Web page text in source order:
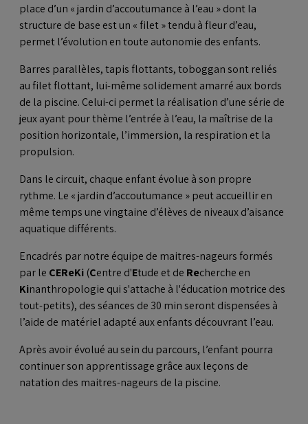
place d’un « jardin d’accoutumance à l’eau » dont la
structure de base est un « filet » tendu à fleur d’eau,
permet l’évolution en toute autonomie des enfants.
Barres parallèles, tapis flottants, toboggan sont reliés
au filet flottant, lui-même solidement amarré aux bords
de la piscine. Celui-ci permet la réalisation d’une série de
jeux ayant pour thème l’entrée à l’eau, la maîtrise de la
position horizontale, l’immersion, la respiration et la
propulsion.
Dans le circuit, chaque enfant évolue à son propre
rythme. Le « jardin d’accoutumance » peut accueillir en
même temps une vingtaine d’élèves de niveaux d’aisance
aquatique différents.
Encadrés par notre équipe de maitres-nageurs formés
par le CEReKi (Centre d'Etude et de Recherche en
Kinanthropologie qui s'attache à l'éducation motrice des
tout-petits), des séances de 30 min seront dispensées à
l’aide de matériel adapté aux enfants découvrant l’eau.
Après avoir évolué au sein du parcours, l’enfant pourra
continuer son apprentissage grâce aux leçons de
natation des maitres-nageurs de la piscine.